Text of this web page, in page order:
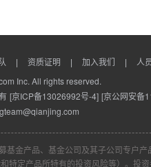
资质证明 加入我们
人
Inc. All rights reserved.
[京ICP备13026992号-4] [京公网安备
基金产品、基金公司及其子公司专户
特定产品所特有的投资风险等）。投